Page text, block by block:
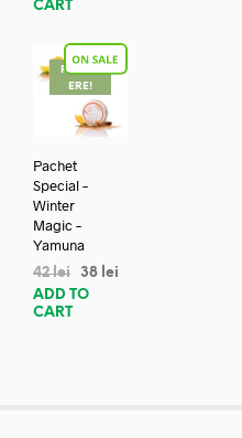
CART
REDUC
ERE!
Pachet
Special –
Winter
Magic –
Yamuna
42lei 38 lei
ADD TO
CART